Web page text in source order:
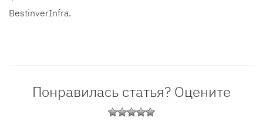
BestinverInfra.
Понравилась статья? Оцените